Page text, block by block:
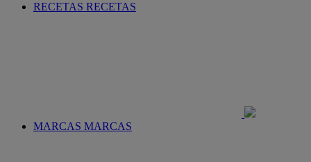
RECETAS RECETAS
MARCAS MARCAS